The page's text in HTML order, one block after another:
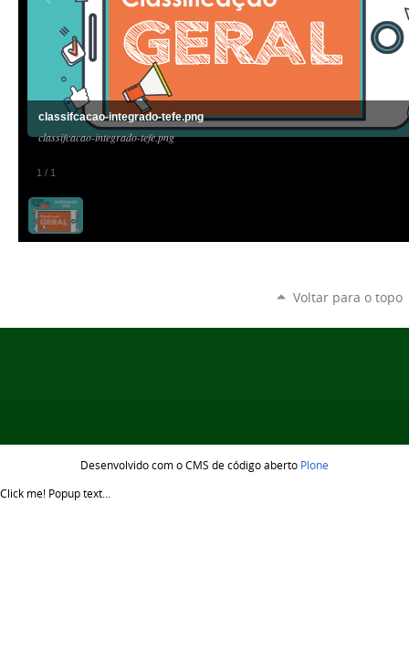
1 / 1
classifcacao-integrado-tefe.png
classifcacao-integrado-tefe.png
Voltar para o topo
Desenvolvido com o CMS de código aberto Plone
Click me! Popup text...